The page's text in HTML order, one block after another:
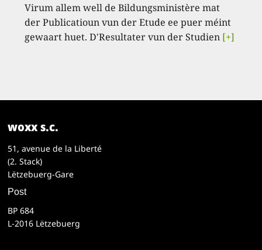
Virum allem well de Bildungsministère mat
der Publicatioun vun der Etude ee puer méint
gewaart huet. D'Resultater vun der Studien [+]
woxx s.c.
51, avenue de la Liberté
(2. Stack)
Lëtzebuerg-Gare
Post
BP 684
L-2016 Lëtzebuerg